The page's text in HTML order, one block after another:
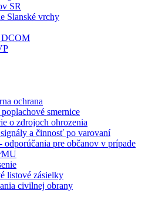
SR
Slanské vrchy
DCOM
ochrana
smernice
o zdrojoch ohrozenia
a činnosť po varovaní
odporúčania pre občanov v prípade
listové zásielky
civilnej obrany